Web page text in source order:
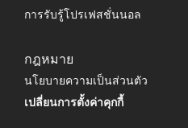
การรับรู้โปรเฟสชั่นนอล
กฎหมาย
นโยบายความเป็นส่วนตัว
เปลี่ยนการตั้งค่าคุกกี้